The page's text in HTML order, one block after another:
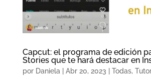
Capcut: el programa de edición
Stories que te hará destacar en
por Daniela Abr 20, 2023 Todas,